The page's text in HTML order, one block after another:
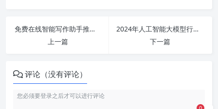
免费在线智能写作助手推荐：十款热门AI写作工具让你的创作更轻松！
上一篇
2024年人工智能大模型行业现状与未来发展趋势全面解析
下一篇
评论（没有评论）